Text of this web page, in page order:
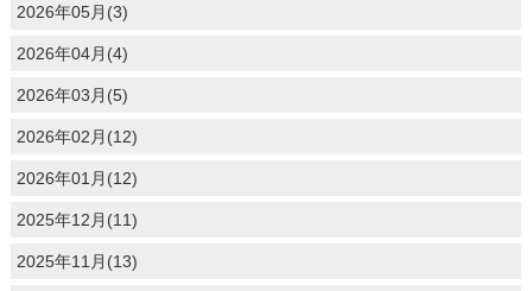
2026年05月(3)
2026年04月(4)
2026年03月(5)
2026年02月(12)
2026年01月(12)
2025年12月(11)
2025年11月(13)